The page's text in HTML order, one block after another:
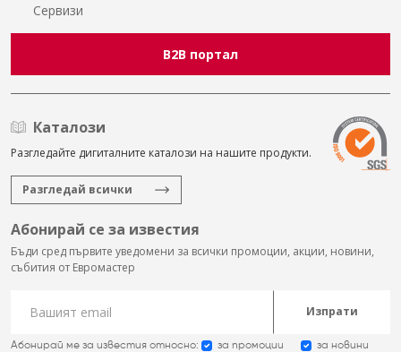
Сервизи
B2B портал
Каталози
Разгледайте дигиталните каталози на нашите продукти.
Разгледай всички
Абонирай се за известия
Бъди сред първите уведомени за всички промоции, акции, новини,
събития от Евромастер
Изпрати
Абонирай ме за известия относно: за промоции за новини